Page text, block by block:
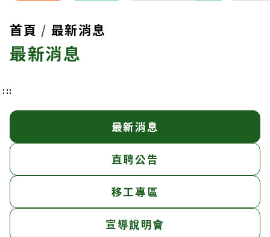
首頁 最新消息
最新消息
:::
最新消息
直聘公告
移工專區
宣導說明會